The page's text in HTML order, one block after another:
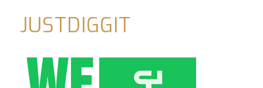
JUSTDIGGIT